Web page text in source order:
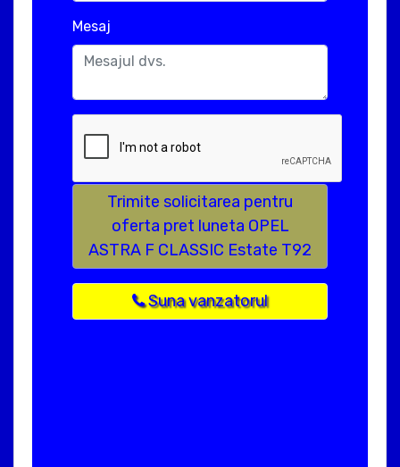
Mesaj
Trimite solicitarea pentru
oferta pret luneta OPEL
ASTRA F CLASSIC Estate T92
Suna vanzatorul